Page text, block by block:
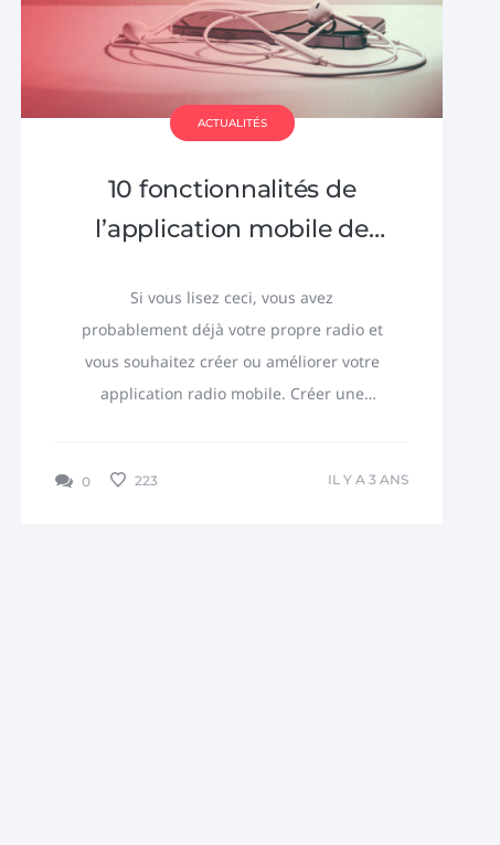
ACTUALITÉS
10 fonctionnalités de
l’application mobile de
Si vous lisez ceci, vous avez
probablement déjà votre propre radio et
vous souhaitez créer ou améliorer votre
application radio mobile. Créer une
0 223 IL Y A 3 ANS